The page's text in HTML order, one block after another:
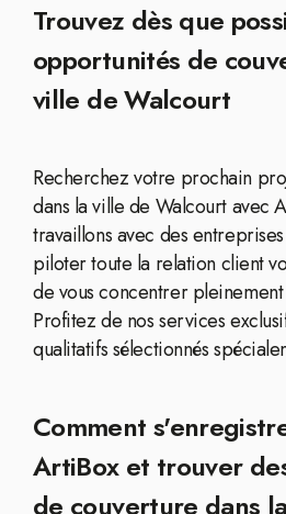
Trouvez dès que
opportunités de
ville de Walcourt
Recherchez votre prochain
dans la ville de Walcourt avec
travaillons avec des
piloter toute la relation client
de vous concentrer
Profitez de nos services
qualitatifs sélectionnés
Comment
ArtiBox et trouver
de couverture dans